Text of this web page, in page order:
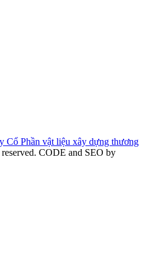
Cổ Phần vật liệu xây dựng thương
CODE and SEO by